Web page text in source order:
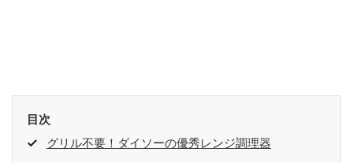
目次
グリル不要！ダイソーの優秀レンジ調理器